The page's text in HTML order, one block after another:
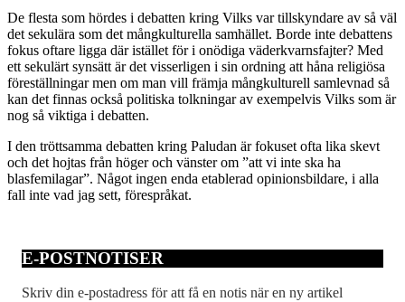
De flesta som hördes i debatten kring Vilks var tillskyndare av så väl
det sekulära som det mångkulturella samhället. Borde inte debattens
fokus oftare ligga där istället för i onödiga väderkvarnsfajter? Med
ett sekulärt synsätt är det visserligen i sin ordning att håna religiösa
föreställningar men om man vill främja mångkulturell samlevnad så
kan det finnas också politiska tolkningar av exempelvis Vilks som är
nog så viktiga i debatten.
I den tröttsamma debatten kring Paludan är fokuset ofta lika skevt
och det hojtas från höger och vänster om ”att vi inte ska ha
blasfemilagar”. Något ingen enda etablerad opinionsbildare, i alla
fall inte vad jag sett, förespråkat.
E-POSTNOTISER
Skriv din e-postadress för att få en notis när en ny artikel